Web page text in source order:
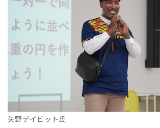
矢野デイビット氏